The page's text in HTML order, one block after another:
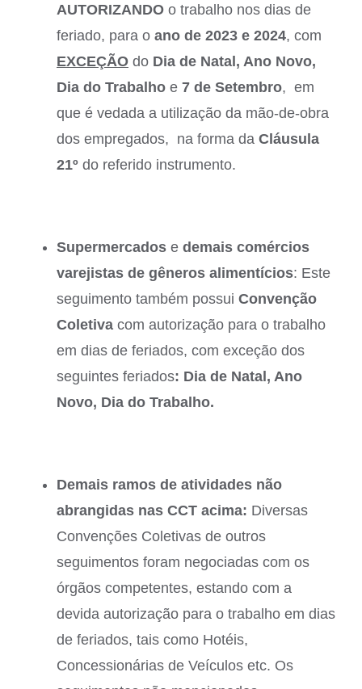
AUTORIZANDO o trabalho nos dias de
feriado, para o ano de 2023 e 2024, com
EXCEÇÃO do Dia de Natal, Ano Novo,
Dia do Trabalho e 7 de Setembro, em
que é vedada a utilização da mão-de-obra
dos empregados, na forma da Cláusula
21º do referido instrumento.
Supermercados e demais comércios
varejistas de gêneros alimentícios: Este
seguimento também possui Convenção
Coletiva com autorização para o trabalho
em dias de feriados, com exceção dos
seguintes feriados: Dia de Natal, Ano
Novo, Dia do Trabalho.
Demais ramos de atividades não
abrangidas nas CCT acima: Diversas
Convenções Coletivas de outros
seguimentos foram negociadas com os
órgãos competentes, estando com a
devida autorização para o trabalho em dias
de feriados, tais como Hotéis,
Concessionárias de Veículos etc. Os